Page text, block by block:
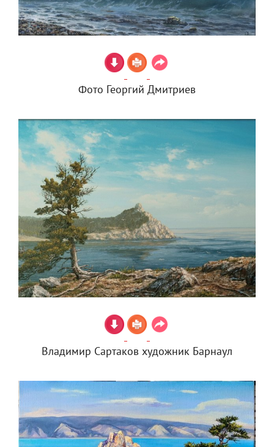
Фото Георгий Дмитриев
Владимир Сартаков художник Барнаул